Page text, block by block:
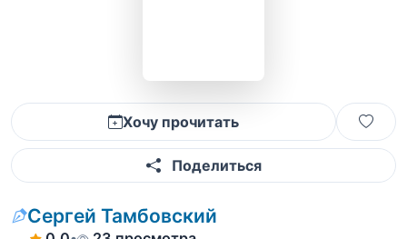
Хочу прочитать
Поделиться
Сергей Тамбовский